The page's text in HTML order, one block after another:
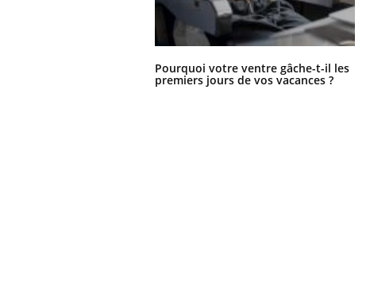
Pourquoi votre ventre gâche-t-il les
premiers jours de vos vacances ?